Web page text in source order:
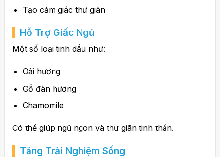
Tạo cảm giác thư giãn
Hỗ Trợ Giấc Ngủ
Một số loại tinh dầu như:
Oải hương
Gỗ đàn hương
Chamomile
Có thể giúp ngủ ngon và thư giãn tinh thần.
Tăng Trải Nghiệm Sống